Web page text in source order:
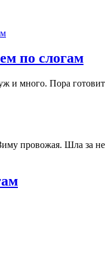
по слогам
и много. Пора
провожая. Шла за